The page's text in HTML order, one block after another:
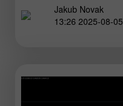
Jakub Novak
13:26 2025-08-